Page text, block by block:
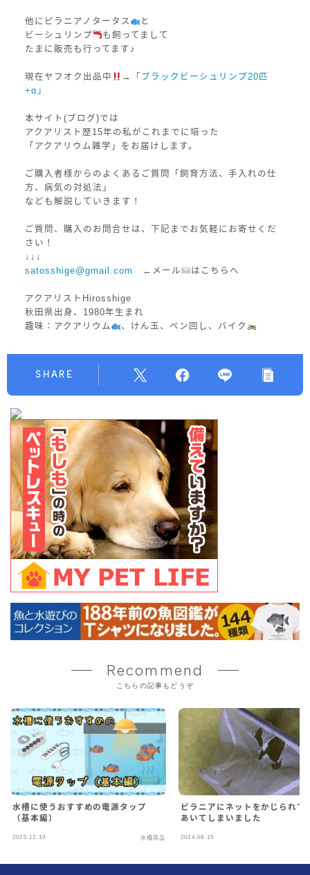
他にピラニアノタータス
と
ビーシュリンプ
も飼ってまして
たまに販売も行ってます♪
現在ヤフオク出品中 →
「ブラックビーシュリンプ20匹
+α」
本サイト(ブログ)では
アクアリスト歴15年の私がこれまでに培った
「アクアリウム雑学」をお届けします。
ご購入者様からのよくあるご質問「飼育方法、手入れの仕
方、病気の対処法」
なども解説していきます！
ご質問、購入のお問合せは、下記までお気軽にお寄せくだ
さい！
↓↓↓
satosshige@gmail.com
←メール はこちらへ
アクアリストHirosshige
秋田県出身、1980年生まれ
趣味：アクアリウム
、けん玉、ペン回し、バイク
SHARE
Recommend
こちらの記事もどうぞ
水槽に使うおすすめの電源タップ
（基本編）
2025.12.19 水槽用品
ピラニアにネットをかじられて
あいてしまいました
2024.08.15